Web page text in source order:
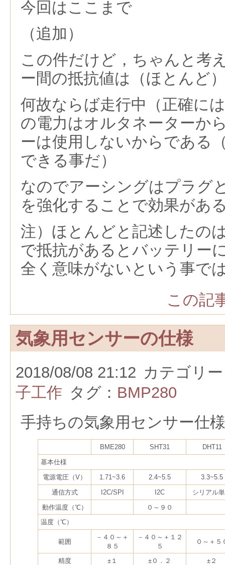
今回はここまで
（追加）
この件だけど，ちゃんと考
ー間の抵抗値は（ほとんど
何故ならば走行中（正確に
の電力はオルタネーターか
ーは使用しないからである
できる事だ）
なのでアーシングはプラグ
を強化することで効果があ
注）ほとんどと記述したの
で抵抗があるとバッテリー
全く意味がないという事で
この記
気象用センサーの仕様
2018/08/08 21:12 カテゴリ
子工作 タグ： BMP280
手持ちの気象用センサー仕
BME280 SHT31
DHT11
基本仕様
電源電圧（V）
1.71~3.6 2.4~5.5
3.3~5.5
通信方式
I2C/SPI I2C
シリアル
動作温度（℃）
０～９０
温度（℃）
範囲
－４０～＋
８５
－４０～＋１２
５
０～＋５
精度 ±１ ±０．２ ±２